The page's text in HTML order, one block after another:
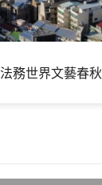
法務世界文藝春秋